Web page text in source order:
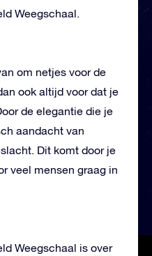
Weegschaal.
om netjes voor de
ook altijd voor dat je
de elegantie die je
aandacht van
Dit komt door je
veel mensen graag in
Weegschaal is over